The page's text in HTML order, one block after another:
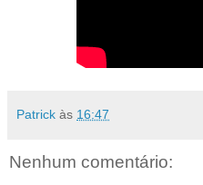
Patrick às 16:47
Nenhum comentário: